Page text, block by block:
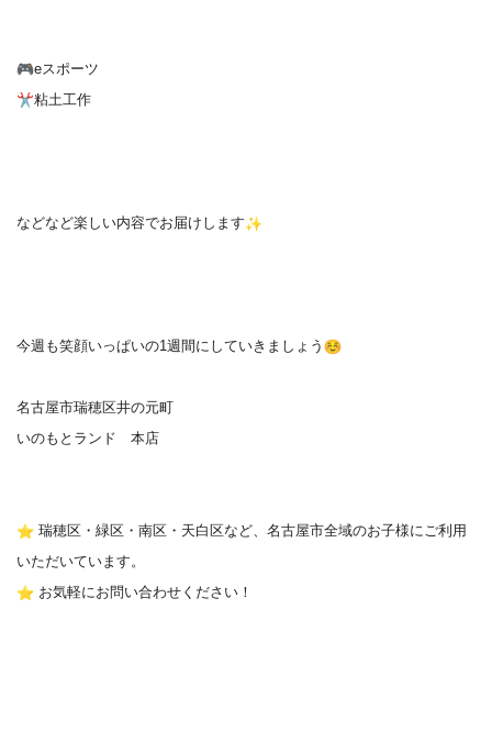
eスポーツ
粘土工作
などなど楽しい内容でお届けします
今週も笑顔いっぱいの1週間にしていきましょう
名古屋市瑞穂区井の元町
いのもとランド 本店
︎ 瑞穂区・緑区・南区・天白区など、名古屋市全域のお子様にご利用
いただいています。
︎ お気軽にお問い合わせください！